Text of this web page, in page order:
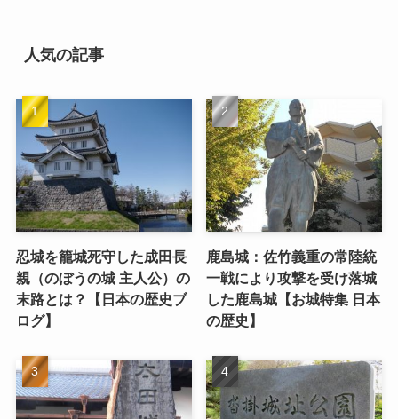
人気の記事
忍城を籠城死守した成田長
親（のぼうの城 主人公）の
末路とは？【日本の歴史ブ
ログ】
鹿島城：佐竹義重の常陸統
一戦により攻撃を受け落城
した鹿島城【お城特集 日本
の歴史】